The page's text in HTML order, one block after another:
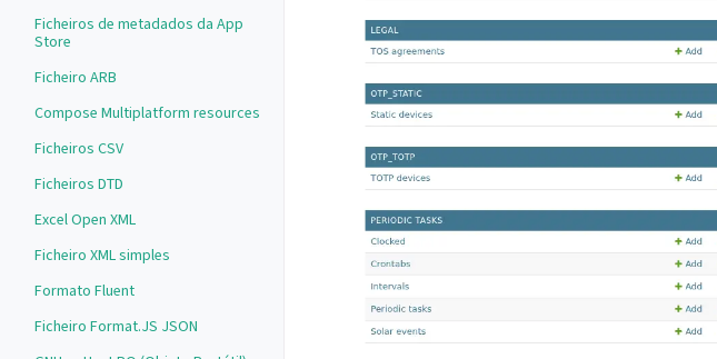
Ficheiros de metadados da App
Store
Ficheiro ARB
Compose Multiplatform resources
Ficheiros CSV
Ficheiros DTD
Excel Open XML
Ficheiro XML simples
Formato Fluent
Ficheiro Format.JS JSON